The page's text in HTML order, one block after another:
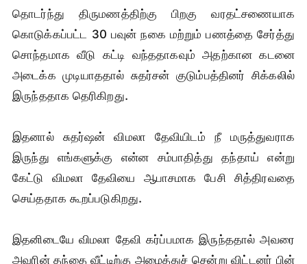
தொடர்ந்து திருமணத்திற்கு பிறகு வரதட்சணையாக
கொடுக்கப்பட்ட 30 பவுன் நகை மற்றும் பணத்தை சேர்த்து
சொந்தமாக வீடு கட்டி வந்ததாகவும் அதற்கான கடனை
அடைக்க முடியாததால் சுதர்சன் குடும்பத்தினர் சிக்கலில்
இருந்ததாக தெரிகிறது.
இதனால் சுதர்ஷன் விமலா தேவியிடம் நீ மருத்துவராக
இருந்து எங்களுக்கு என்ன சம்பாதித்து தந்தாய் என்று
கேட்டு விமலா தேவியை ஆபாசமாக பேசி சித்திரவதை
செய்ததாக கூறப்படுகிறது.
இதனிடையே விமலா தேவி கர்ப்பமாக இருந்ததால் அவரை
அவரின் தந்தை வீட்டிற்கு அழைத்துச் சென்று விட்டனர் பின்